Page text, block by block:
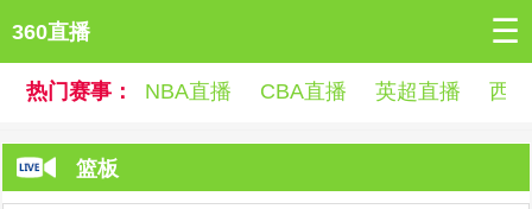
360直播 ☰
热门赛事： NBA直播 CBA直播 英超直播 西
篮板